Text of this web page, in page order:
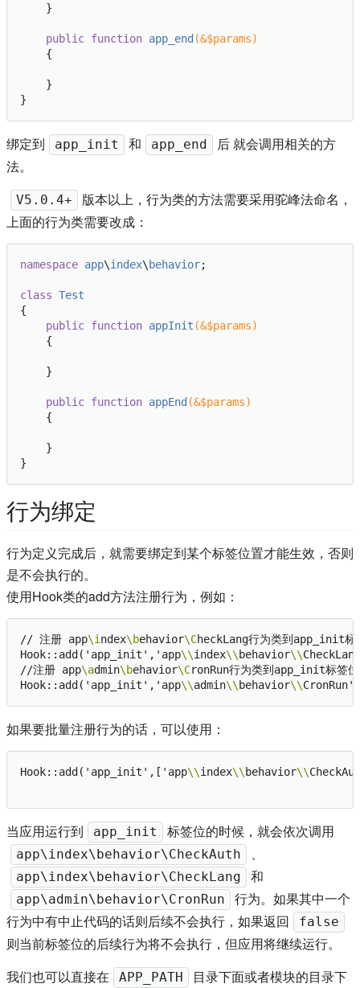
    }
public function app_end (&$params)
{
    }
绑定到 app_init 和 app_end
后 就会调用相关的方
法。
V5.0.4+
版本以上，行为类的方法需要采用驼峰法命名，
上面的行为类需要改成：
namespace app\index\ behavior;
class Test
{
public function appInit (&$params)
{
    }
public function appEnd (&$params)
{
    }
行为绑定
行为定义完成后，就需要绑定到某个标签位置才能生效，否则
是不会执行的。
使用Hook类的add方法注册行为，例如：
// 注册 app\i ndex\behavior\CheckLang行为类到app_init标
Hook::add('app_init','app\\index\\ behavior\\
//注册 app\admin\behavior\CronRun行为类到app_init标签位
Hook::add('app_init','app\\admin\\ behavior\\
如果要批量注册行为的话，可以使用：
Hook::add('app_init',['app\\index\\ behavior\\
当应用运行到 app_init 标签位的时候，就会依次调用
app\index\behavior\CheckAuth 、
app\index\behavior\CheckLang 和
app\admin\behavior\CronRun
行为。如果其中一个
行为中有中止代码的话则后续不会执行，如果返回
false
则当前标签位的后续行为将不会执行，但应用将继续运行。
我们也可以直接在
APP_PATH
目录下面或者模块的目录下